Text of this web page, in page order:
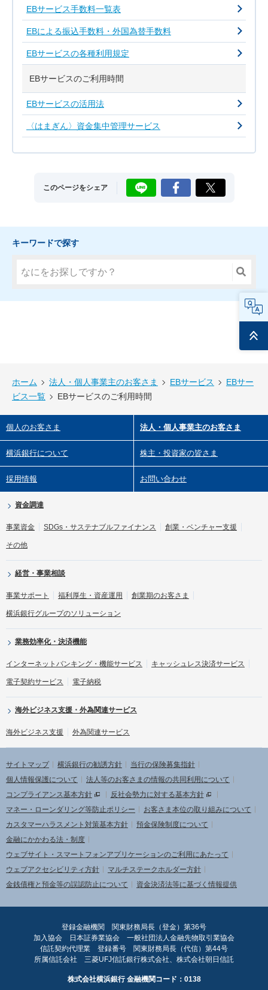
EBサービス手数料一覧表
EBによる振込手数料・外国為替手数料
EBサービスの各種利用規定
EBサービスのご利用時間
EBサービスの活用法
〈はまぎん〉資金集中管理サービス
このページをシェア LINE Facebook X
キーワードで探す
トップ
ホーム 法人・個人事業主のお客さま EBサービス
EBサー
ビス一覧
EBサービスのご利用時間
個人のお客さま 法人・個人事業主のお客さま
横浜銀行について 株主・投資家の皆さま
採用情報 お問い合わせ
資金調達
事業資金 SDGs・サステナブルファイナンス 創業・ベンチャー支援
その他
経営・事業相談
事業サポート 福利厚生・資産運用 創業期のお客さま
横浜銀行グループのソリューション
業務効率化・決済機能
インターネットバンキング・機能サービス キャッシュレス決済サービス
電子契約サービス 電子納税
海外ビジネス支援・外為関連サービス
海外ビジネス支援 外為関連サービス
サイトマップ 横浜銀行の勧誘方針
当行の保険募集指針
個人情報保護について
法人等のお客さまの情報の共同利用について
コンプライアンス基本方針
反社会勢力に対する基本方針
マネー・ローンダリング等防止ポリシー
お客さま本位の取り組みについて
カスタマーハラスメント対策基本方針
預金保険制度について
金融にかかわる法・制度
ウェブサイト・スマートフォンアプリケーションのご利用にあたって
ウェブアクセシビリティ方針
マルチステークホルダー方針
金銭債権と預金等の誤認防止について
資金決済法等に基づく情報提供
登録金融機関 関東財務局長（登金）第36号
加入協会 日本証券業協会 一般社団法人金融先物取引業協会
信託契約代理業 登録番号 関東財務局長（代信）第44号
所属信託会社 三菱UFJ信託銀行株式会社、株式会社朝日信託
株式会社横浜銀行 金融機関コード：0138